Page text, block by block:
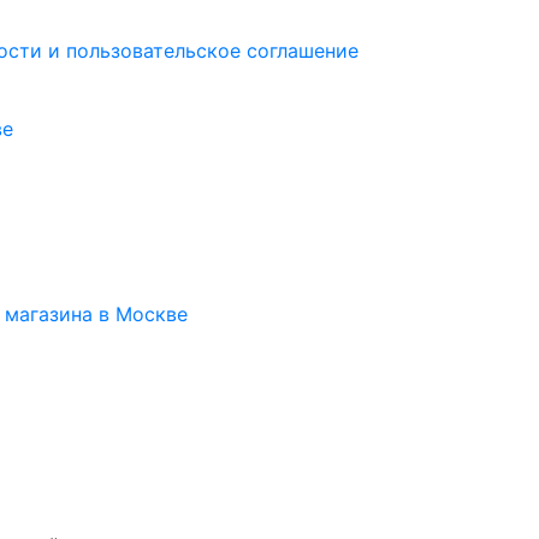
и пользовательское соглашение